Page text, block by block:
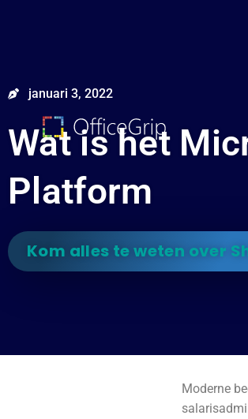
januari 3, 2022
Wat is het
Platform
Kom alles te weten over
Moderne